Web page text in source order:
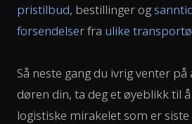
pristilbud, bestillinger og
forsendelserfra ulike
Så neste gang du ivrig venter
døren din, ta deg et øyeblikk til
logistiske mirakelet som er